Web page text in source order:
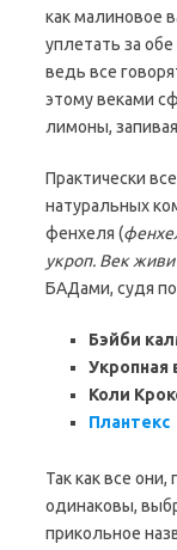
как малиновое
уплетать за
ведь все
этому веками
лимоны,
Практически
натуральных
фенхеля (
укроп. Век
БАДами, судя
Бэйби
Укропная
Коли
Плантекс
Так как все
одинаковы,
прикольное